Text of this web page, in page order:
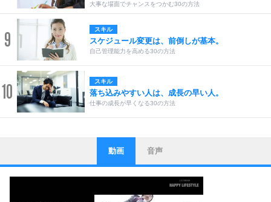
大事な場面でチャンスをつかむ30の方法
9 スキル
スケジュール変更は、前倒しが基本。
自己管理能力を高める30の方法
10 スキル
落ち込みやすい人は、成長の早い人。
仕事の成長が早くなる30の方法
1
ストレス対策
他人と比べない。
いっそのこと、他人を見ない。
いらいらしない人になる30の方法
動画 音声